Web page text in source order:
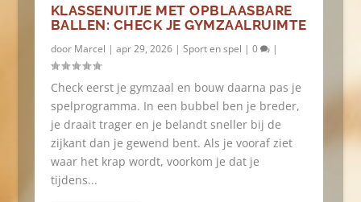
KLASSENUITJE MET OPBLAASBARE
BALLEN: CHECK JE GYMZAALRUIMTE
door Marcel | apr 29, 2026| Sport en spel | 0 |
Check eerst je gymzaal en bouw daarna pas je
spelprogramma. In een bubbel ben je breder,
je draait trager en je belandt sneller bij de
zijkant dan je gewend bent. Als je vooraf ziet
waar het krap wordt, voorkom je dat je
tijdens...